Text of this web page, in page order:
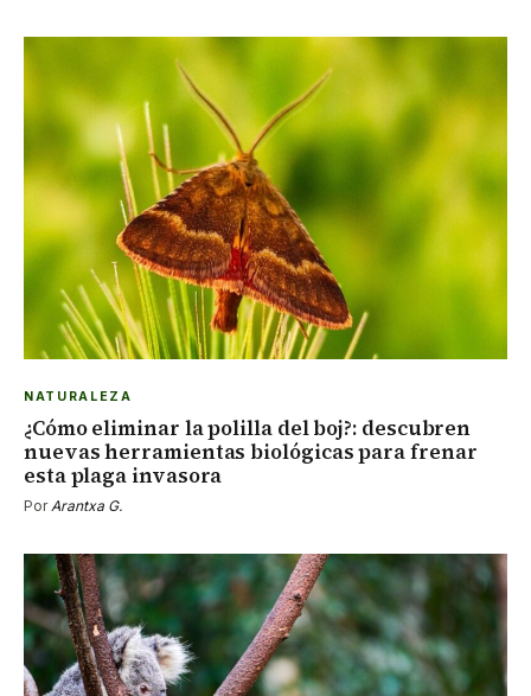
NATURALEZA
¿Cómo eliminar la polilla del boj?: descubren
nuevas herramientas biológicas para frenar
esta plaga invasora
PorArantxa G.